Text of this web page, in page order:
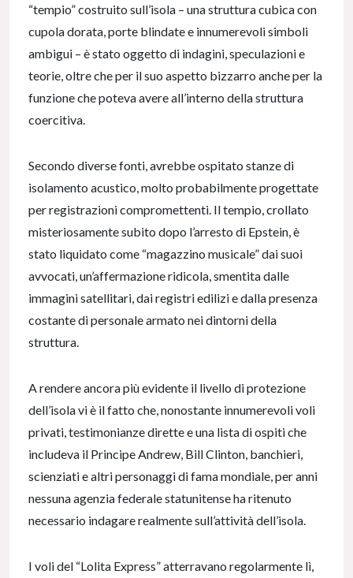
“tempio” costruito sull’isola – una struttura cubica con
cupola dorata, porte blindate e innumerevoli simboli
ambigui – è stato oggetto di indagini, speculazioni e
teorie, oltre che per il suo aspetto bizzarro anche per la
funzione che poteva avere all’interno della struttura
coercitiva.
Secondo diverse fonti, avrebbe ospitato stanze di
isolamento acustico, molto probabilmente progettate
per registrazioni compromettenti. Il tempio, crollato
misteriosamente subito dopo l’arresto di Epstein, è
stato liquidato come “magazzino musicale” dai suoi
avvocati, un’affermazione ridicola, smentita dalle
immagini satellitari, dai registri edilizi e dalla presenza
costante di personale armato nei dintorni della
struttura.
A rendere ancora più evidente il livello di protezione
dell’isola vi è il fatto che, nonostante innumerevoli voli
privati, testimonianze dirette e una lista di ospiti che
includeva il Principe Andrew, Bill Clinton, banchieri,
scienziati e altri personaggi di fama mondiale, per anni
nessuna agenzia federale statunitense ha ritenuto
necessario indagare realmente sull’attività dell’isola.
I voli del “Lolita Express” atterravano regolarmente lì,